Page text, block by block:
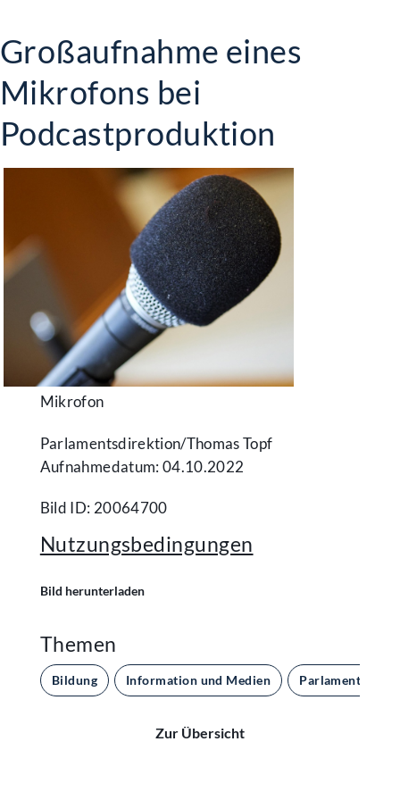
Großaufnahme eines
Mikrofons bei
Podcastproduktion
Mikrofon
Parlamentsdirektion/​Thomas Topf
Aufnahmedatum: 04.10.2022
Bild ID: 20064700
Nutzungsbedingungen
Bild herunterladen
Themen
Bildung Information und Medien Parlament und
Zur Übersicht